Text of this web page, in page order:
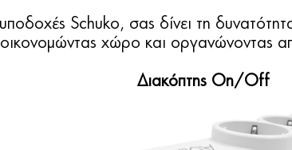
Schuko, σας δίνει τη
χώρο και οργανώνοντας
Διακόπτης On/Off